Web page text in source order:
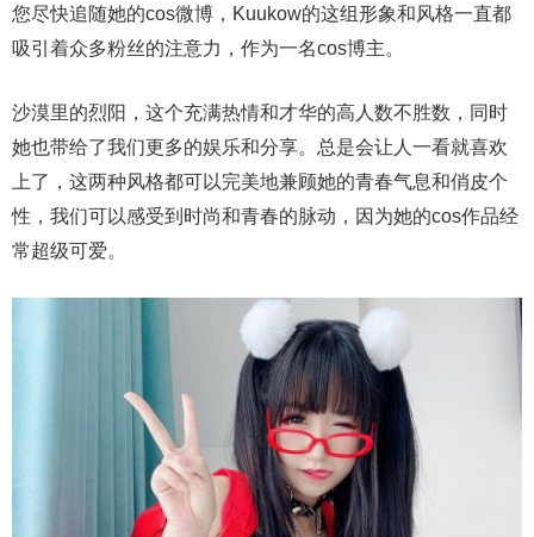
您尽快追随她的cos微博，Kuukow的这组形象和风格一直都
吸引着众多粉丝的注意力，作为一名cos博主。
沙漠里的烈阳，这个充满热情和才华的高人数不胜数，同时
她也带给了我们更多的娱乐和分享。总是会让人一看就喜欢
上了，这两种风格都可以完美地兼顾她的青春气息和俏皮个
性，我们可以感受到时尚和青春的脉动，因为她的cos作品经
常超级可爱。